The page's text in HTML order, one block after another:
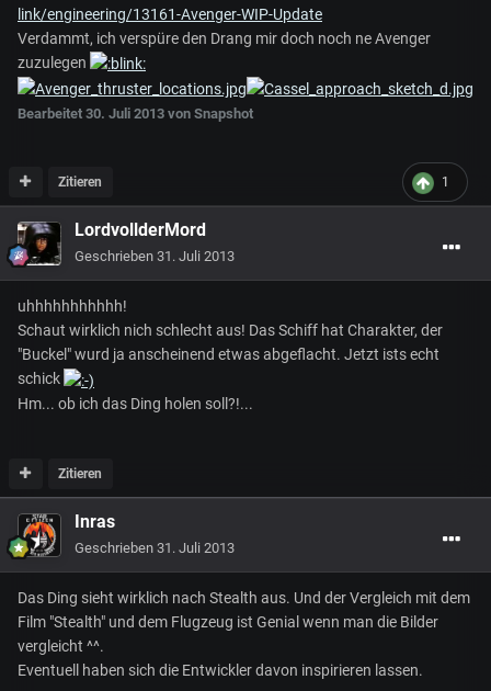
link/engineering/13161-Avenger-WIP-Update
Verdammt, ich verspüre den Drang mir doch noch ne Avenger
zuzulegen
Bearbeitet 30. Juli 2013 von Snapshot
1
Zitieren
LordvollderMord
Geschrieben 31. Juli 2013
uhhhhhhhhhhh!
Schaut wirklich nich schlecht aus! Das Schiff hat Charakter, der
"Buckel" wurd ja anscheinend etwas abgeflacht. Jetzt ists echt
schick
Hm... ob ich das Ding holen soll?!...
Zitieren
Inras
Geschrieben 31. Juli 2013
Das Ding sieht wirklich nach Stealth aus. Und der Vergleich mit dem
Film "Stealth" und dem Flugzeug ist Genial wenn man die Bilder
vergleicht ^^.
Eventuell haben sich die Entwickler davon inspirieren lassen.